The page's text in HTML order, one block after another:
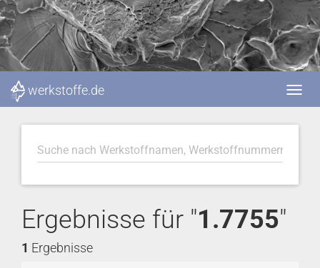
werkstoffe.de
Ergebnisse für "1.7755"
1 Ergebnisse